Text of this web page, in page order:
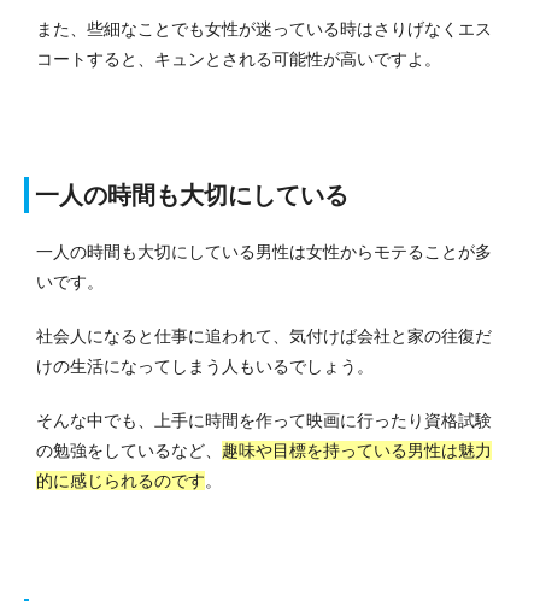
また、些細なことでも女性が迷っている時はさりげなくエス
コートすると、キュンとされる可能性が高いですよ。
一人の時間も大切にしている
一人の時間も大切にしている男性は女性からモテることが多
いです。
社会人になると仕事に追われて、気付けば会社と家の往復だ
けの生活になってしまう人もいるでしょう。
そんな中でも、上手に時間を作って映画に行ったり資格試験
の勉強をしているなど、 趣味や目標を持っている男性は魅力
的に感じられるのです。